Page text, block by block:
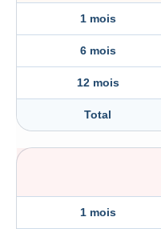
1 mois
6 mois
12 mois
Total
1 mois